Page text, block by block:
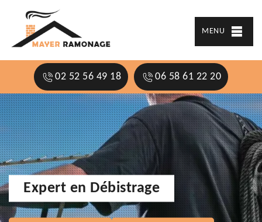
MENU
02 52 56 49 18 06 58 61 22 20
Expert en Débistrage